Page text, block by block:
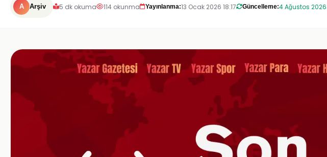
A Arşiv 5 dk okuma 114 okunma Yayınlanma:13 Ocak 2026 18:17 Güncelleme:4 Ağustos 2026